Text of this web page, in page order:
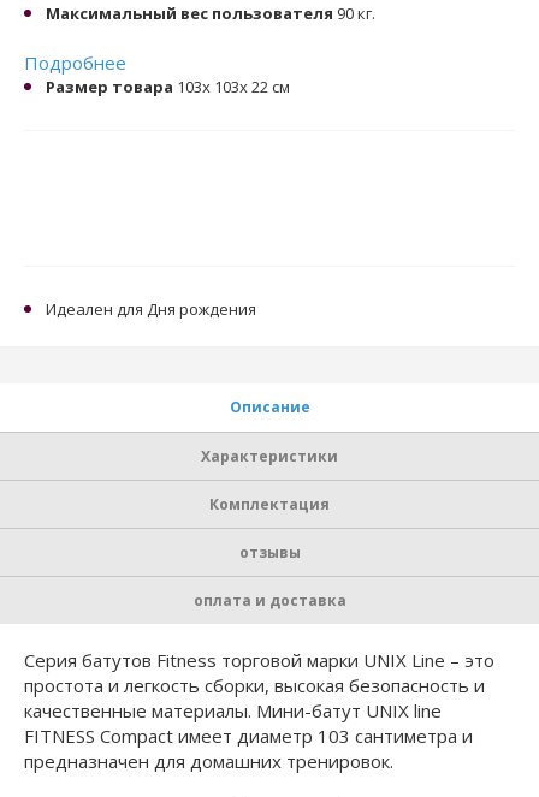
Максимальный вес пользователя 90 кг.
Подробнее
Размер товара 103х 103х 22 см
Идеален для Дня рождения
Описание
Характеристики
Комплектация
отзывы
оплата и доставка
Серия батутов Fitness торговой марки UNIX Line – это
простота и легкость сборки, высокая безопасность и
качественные материалы. Мини-батут UNIX line
FITNESS Compact имеет диаметр 103 сантиметра и
предназначен для домашних тренировок.